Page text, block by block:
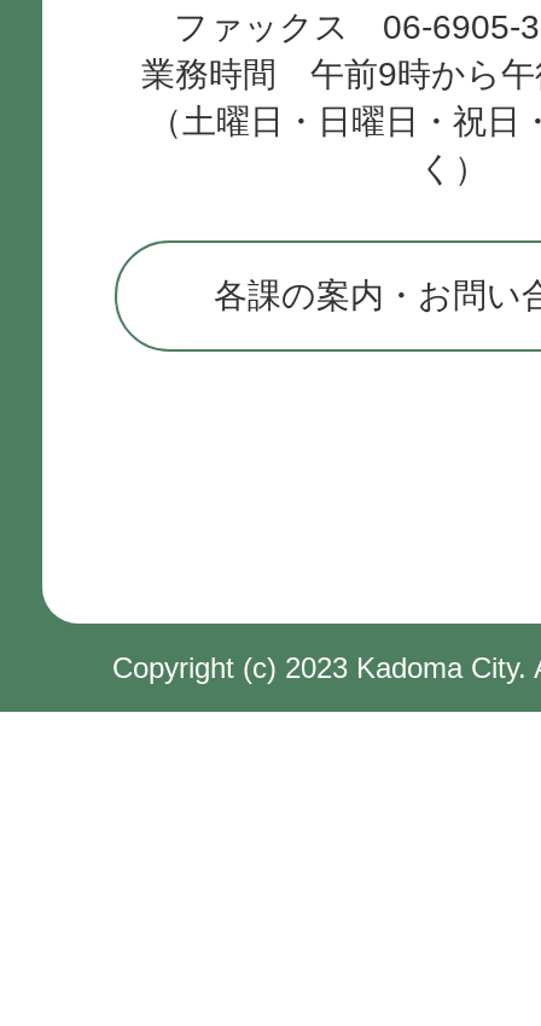
ファックス 06-6905-
業務時間 午前9時から午
（土曜日・日曜日・祝日
く）
各課の案内・お問い
Copyright (c) 2023 Kadoma City.